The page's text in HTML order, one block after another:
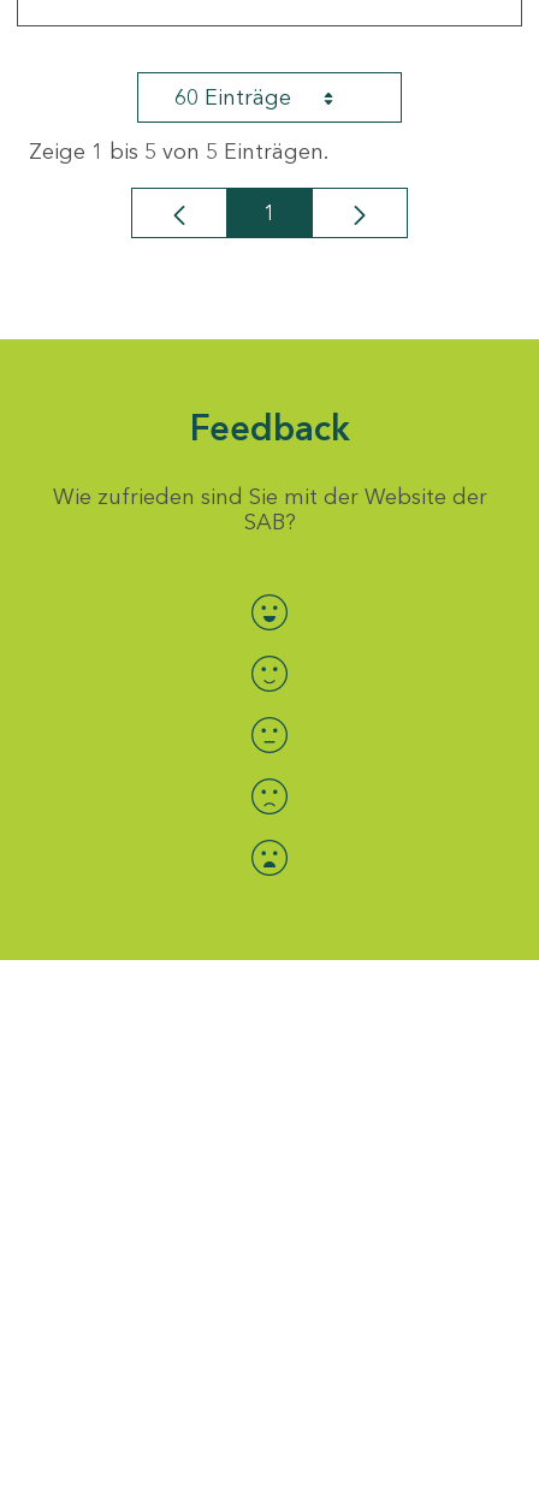
60 Einträge
Zeige 1 bis 5 von 5 Einträgen.
Seite
1
Feedback
Wie zufrieden sind Sie mit der Website der
SAB?
Bewertung auswählen